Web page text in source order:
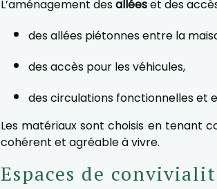
L’aménagement desalléeset des
des allées piétonnes entre la
des accès pour les véhicules,
des circulations fonctionnelles et
Les matériaux sont choisis en tenant
cohérent et agréable à vivre.
Espaces de